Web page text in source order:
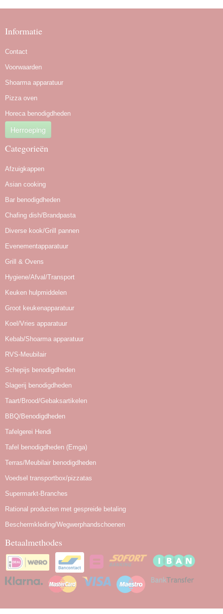
Informatie
Contact
Voorwaarden
Shoarma apparatuur
Pizza oven
Horeca benodigdheden
Herroeping
Categorieën
Afzuigkappen
Asian cooking
Bar benodigdheden
Chafing dish/Brandpasta
Diverse kook/Grill pannen
Evenementapparatuur
Grill & Ovens
Hygiene/Afval/Transport
Keuken hulpmiddelen
Groot keukenapparatuur
Koel/Vries apparatuur
Kebab/Shoarma apparatuur
RVS-Meubilair
Schepijs benodigdheden
Slagerij benodigdheden
Taart/Brood/Gebaksartikelen
BBQ/Benodigdheden
Tafelgerei Hendi
Tafel benodigdheden (Emga)
Terras/Meubilair benodigdheden
Voedsel transportbox/pizzatas
Supermarkt-Branches
Rational producten met gespreide betaling
Beschermkleding/Wegwerphandschoenen
Betaalmethodes